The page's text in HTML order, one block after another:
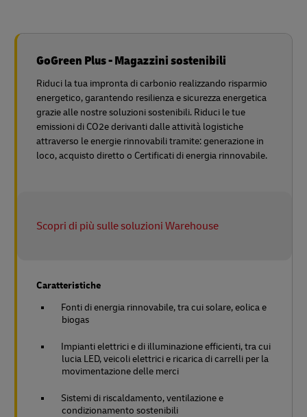
GoGreen Plus - Magazzini sostenibili
Riduci la tua impronta di carbonio realizzando risparmio
energetico, garantendo resilienza e sicurezza energetica
grazie alle nostre soluzioni sostenibili. Riduci le tue
emissioni di CO2e derivanti dalle attività logistiche
attraverso le energie rinnovabili tramite: generazione in
loco, acquisto diretto o Certificati di energia rinnovabile.
Scopri di più sulle soluzioni Warehouse
Caratteristiche
Fonti di energia rinnovabile, tra cui solare, eolica e
biogas
Impianti elettrici e di illuminazione efficienti, tra cui
lucia LED, veicoli elettrici e ricarica di carrelli per la
movimentazione delle merci
Sistemi di riscaldamento, ventilazione e
condizionamento sostenibili